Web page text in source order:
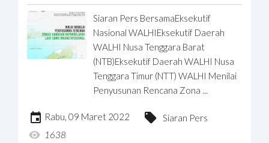
Siaran Pers BersamaEksekutif
Nasional WALHIEksekutif Daerah
WALHI Nusa Tenggara Barat
(NTB)Eksekutif Daerah WALHI Nusa
Tenggara Timur (NTT) WALHI Menilai
Penyusunan Rencana Zona ...
Rabu, 09 Maret 2022
Siaran Pers
1638